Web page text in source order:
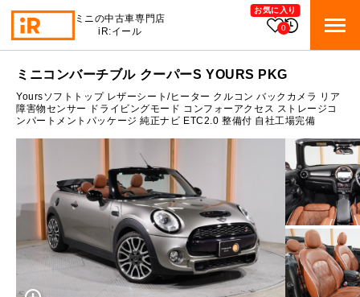
ミニの中古車専門店
iR:イール
お気に入り
0
ROVER MINI
TRADE 買取
TOP
iRの買取が他社よりも高い理由
MAINTENANCE メンテナンス
BLOG & MEDIA ブログ＆メディア
営業時間
10:00～18:00
定休日
月曜日（祝日の場合は火曜日）
ローン参考価格
通常ローンの場合
月々支払額 2.2 万円
343.9 万円
頭金 50 万円
支払回数 84 回
ボーナス支払回数/年 2 回
ミニコンバーチブル クーパーS YOURS PKG
Yoursソフトトップ レザーシート/ヒーター クルコン バックカメラ リア
障害物センサー ドライビングモード コンフォーアクセス ストレージコ
ンパートメントパッケージ 純正ナビ ETC2.0 整備付 自社工場完備